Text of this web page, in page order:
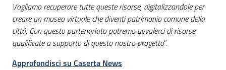
Vogliamo recuperare tutte queste risorse, digitalizzandole per
creare un museo virtuale che diventi patrimonio comune della
città. Con questo partenariato potremo avvalerci di risorse
qualificate a supporto di questo nostro progetto”.
Approfondisci su Caserta News